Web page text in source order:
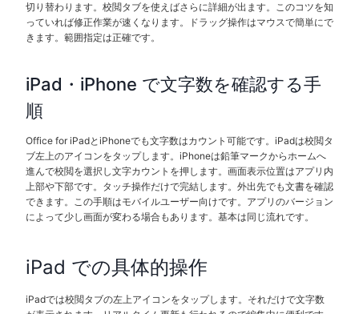
切り替わります。校閲タブを使えばさらに詳細が出ます。このコツを知
っていれば修正作業が速くなります。ドラッグ操作はマウスで簡単にで
きます。範囲指定は正確です。
iPad・iPhone で文字数を確認する手
順
Office for iPadとiPhoneでも文字数はカウント可能です。iPadは校閲タ
ブ左上のアイコンをタップします。iPhoneは鉛筆マークからホームへ
進んで校閲を選択し文字カウントを押します。画面表示位置はアプリ内
上部や下部です。タッチ操作だけで完結します。外出先でも文書を確認
できます。この手順はモバイルユーザー向けです。アプリのバージョン
によって少し画面が変わる場合もあります。基本は同じ流れです。
iPad での具体的操作
iPadでは校閲タブの左上アイコンをタップします。それだけで文字数